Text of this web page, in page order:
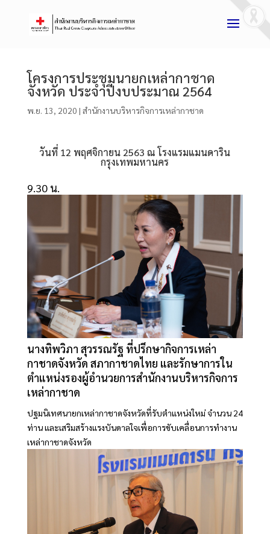
โครงการประชุมนายกเหล่ากาชาด
จังหวัด ประจำปีงบประมาณ 2564
พ.ย. 13, 2020 | สำนักงานบริหารกิจการเหล่ากาชาด
วันที่ 12 พฤศจิกายน 2563 ณ โรงแรมแมนดาริน
กรุงเทพมหานคร
9.30 น.
นางทิพวิภา สุวรรณรัฐ ที่ปรึกษากิจการเหล่า
กาชาดจังหวัด สภากาชาดไทย และรักษาการใน
ตำแหน่งรองผู้อำนวยการสำนักงานบริหารกิจการ
เหล่ากาชาด
ปฐมนิเทศนายกเหล่ากาชาดจังหวัดที่รับตำแหน่งใหม่ จำนวน 24
ท่าน และเสริมสร้างแรงบันดาลใจเพื่อการขับเคลื่อนการทำงาน
เหล่ากาชาดจังหวัด